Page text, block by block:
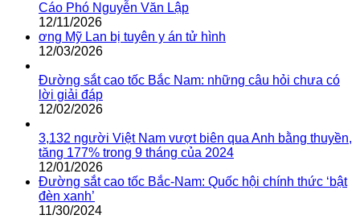
Cáo Phó Nguyễn Văn Lập
12/11/2026
ơng Mỹ Lan bị tuyên y án tử hình
12/03/2026
Đường sắt cao tốc Bắc Nam: những câu hỏi chưa có
lời giải đáp
12/02/2026
3,132 người Việt Nam vượt biên qua Anh bằng thuyền,
tăng 177% trong 9 tháng của 2024
12/01/2026
Đường sắt cao tốc Bắc-Nam: Quốc hội chính thức ‘bật
đèn xanh’
11/30/2024